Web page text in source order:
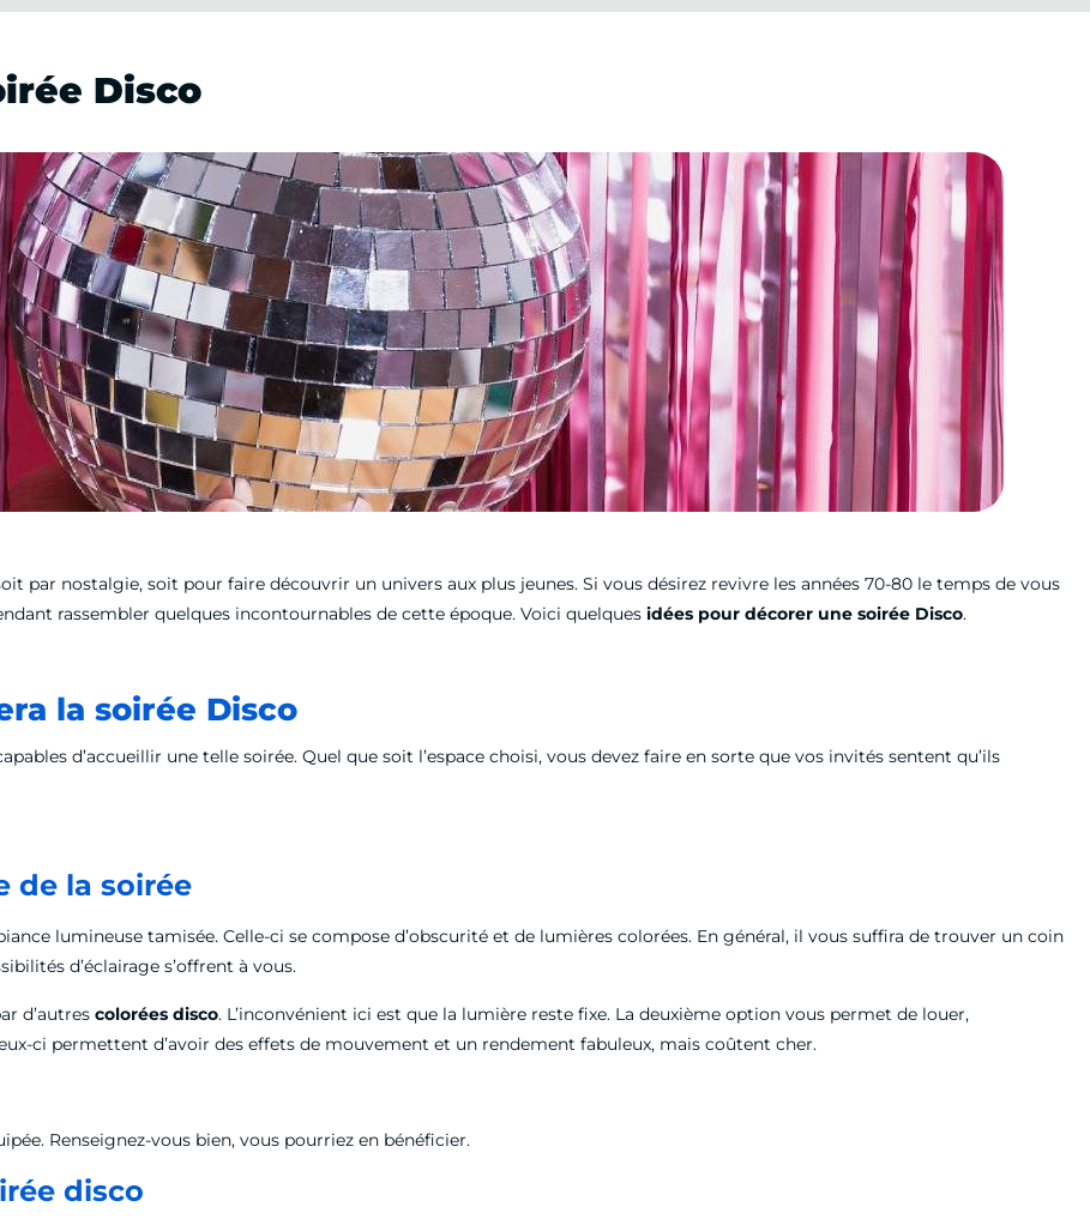
Disco
par nostalgie, soit pour faire découvrir un univers aux plus jeunes. Si vous désirez revivre les années 70-80 le temps de vous
rassembler quelques incontournables de cette époque. Voici quelquesidées pour décorer une soirée Disco.
la soirée Disco
d’accueillir une telle soirée. Quel que soit l’espace choisi, vous devez faire en sorte que vos invités sentent qu’ils
de la soirée
lumineuse tamisée. Celle-ci se compose d’obscurité et de lumières colorées. En général, il vous suffira de trouver un coin
d’éclairage s’offrent à vous.
d’autrescolorées disco. L’inconvénient ici est que la lumière reste fixe. La deuxième option vous permet de louer,
ci permettent d’avoir des effets de mouvement et un rendement fabuleux, mais coûtent cher.
Renseignez-vous bien, vous pourriez en bénéficier.
disco